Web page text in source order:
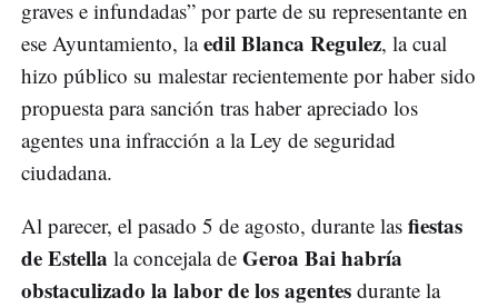
graves e infundadas” por parte de su representante en
ese Ayuntamiento, laedil Blanca Regulez, la cual
hizo público su malestar recientemente por haber sido
propuesta para sanción tras haber apreciado los
agentes una infracción a la Ley de seguridad
ciudadana.
Al parecer, el pasado 5 de agosto, durante las fiestas
de Estella la concejala de Geroa Bai habría
obstaculizado la labor de los agentes durante la